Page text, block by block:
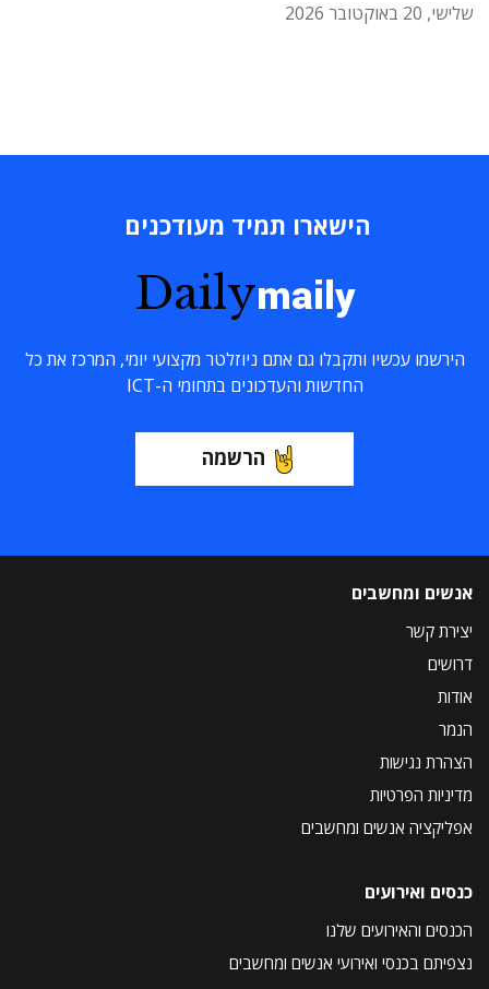
שלישי, 20 באוקטובר 2026
הישארו תמיד מעודכנים
Dailymaily
הירשמו עכשיו ותקבלו גם אתם ניוזלטר מקצועי יומי, המרכז את כל
החדשות והעדכונים בתחומי ה-ICT
הרשמה
אנשים ומחשבים
יצירת קשר
דרושים
אודות
הנמר
הצהרת נגישות
מדיניות הפרטיות
אפליקציה אנשים ומחשבים
כנסים ואירועים
הכנסים והאירועים שלנו
נצפיתם בכנסי ואירועי אנשים ומחשבים